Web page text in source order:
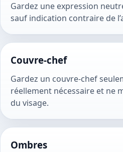
Gardez une expression
sauf indication contraire de
Couvre-chef
Gardez un couvre-chef
réellement nécessaire et ne
du visage.
Ombres